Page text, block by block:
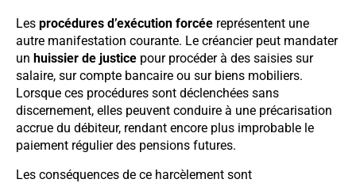
Les procédures d’exécution forcée représentent une
autre manifestation courante. Le créancier peut mandater
un huissier de justice pour procéder à des saisies sur
salaire, sur compte bancaire ou sur biens mobiliers.
Lorsque ces procédures sont déclenchées sans
discernement, elles peuvent conduire à une précarisation
accrue du débiteur, rendant encore plus improbable le
paiement régulier des pensions futures.
Les conséquences de ce harcèlement sont